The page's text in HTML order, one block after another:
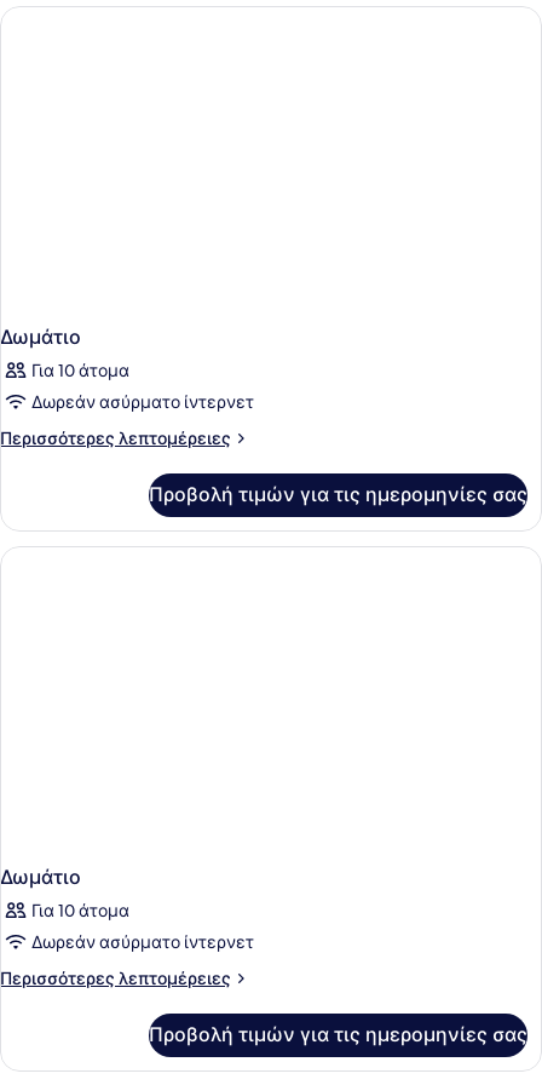
Δωμάτιο
Για 10 άτομα
Δωρεάν ασύρματο ίντερνετ
Περισσότερες λεπτομέρειες
Περισσότερες
Προβολή τιμών για τις ημερομηνίες σας
Δωμάτιο
Για 10 άτομα
Δωρεάν ασύρματο ίντερνετ
Περισσότερες λεπτομέρειες
Περισσότερες
Προβολή τιμών για τις ημερομηνίες σας